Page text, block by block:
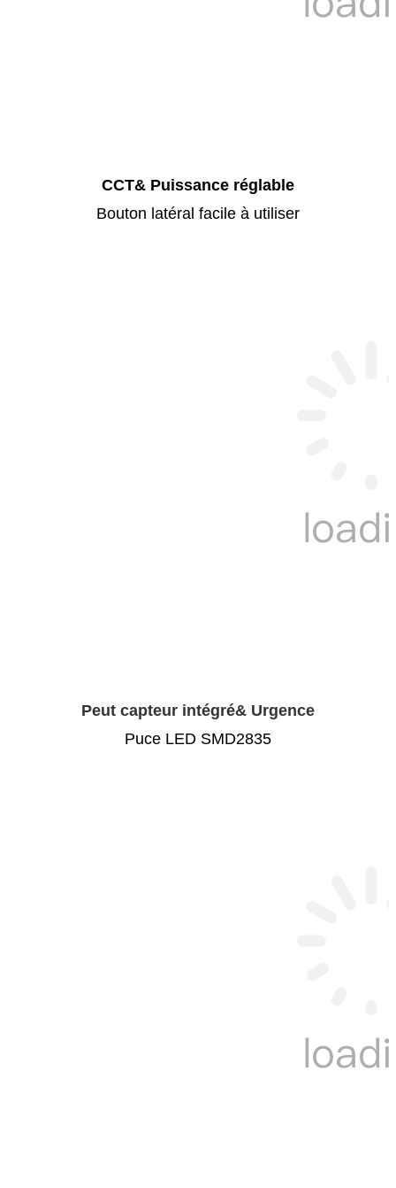
CCT& Puissance réglable
Bouton latéral facile à utiliser
Peut capteur intégré& Urgence
Puce LED SMD2835